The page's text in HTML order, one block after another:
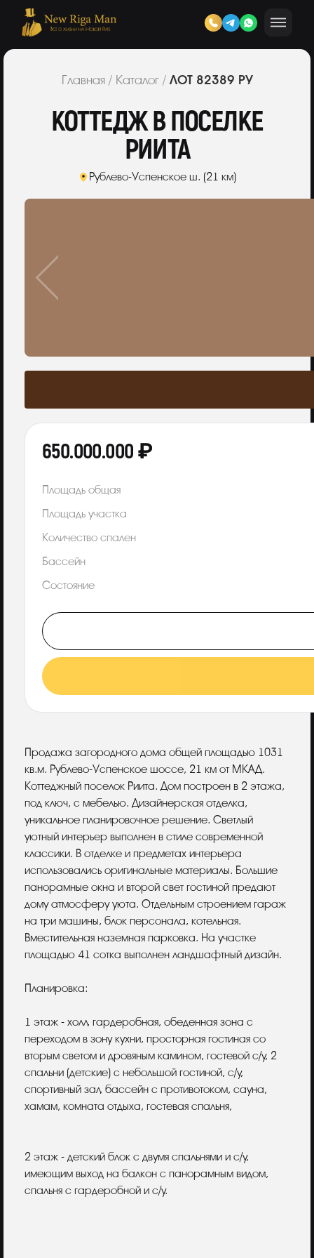
Главная/ Каталог/ ЛОТ 82389 РУ
КОТТЕДЖ В ПОСЕЛКЕ
РИИТА
Рублево-Успенское ш. (21 км)
650.000.000 ₽
Площадь общая
Площадь участка
Количество спален
Бассейн
Состояние
Описание
Продажа загородного дома общей площадью 1031
кв.м. Рублево-Успенское шоссе, 21 км от МКАД.
Коттеджный поселок Риита. Дом построен в 2 этажа,
под ключ, с мебелью. Дизайнерская отделка,
уникальное планировочное решение. Светлый
уютный интерьер выполнен в стиле современной
классики. В отделке и предметах интерьера
использовались оригинальные материалы. Большие
панорамные окна и второй свет гостиной предают
дому атмосферу уюта. Отдельным строением гараж
на три машины, блок персонала, котельная.
Вместительная наземная парковка. На участке
площадью 41 сотка выполнен ландшафтный дизайн.
Планировка:
1 этаж - холл, гардеробная, обеденная зона с
переходом в зону кухни, просторная гостиная со
вторым светом и дровяным камином, гостевой с/у, 2
спальни (детские) с небольшой гостиной, с/у,
спортивный зал, бассейн с противотоком, сауна,
хамам, комната отдыха, гостевая спальня,
2 этаж - детский блок с двумя спальнями и с/у,
имеющим выход на балкон с панорамным видом,
спальня с гардеробной и с/у.